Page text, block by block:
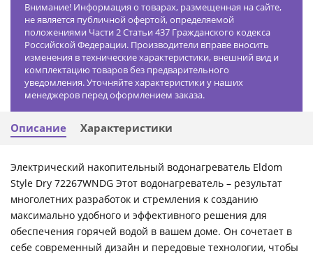
Внимание! Информация о товарах, размещенная на сайте,
не является публичной офертой, определяемой
положениями Части 2 Статьи 437 Гражданского кодекса
Российской Федерации. Производители вправе вносить
изменения в технические характеристики, внешний вид и
комплектацию товаров без предварительного
уведомления. Уточняйте характеристики у наших
менеджеров перед оформлением заказа.
Описание Характеристики
Электрический накопительный водонагреватель Eldom
Style Dry 72267WNDG Этот водонагреватель – результат
многолетних разработок и стремления к созданию
максимально удобного и эффективного решения для
обеспечения горячей водой в вашем доме. Он сочетает в
себе современный дизайн и передовые технологии, чтобы